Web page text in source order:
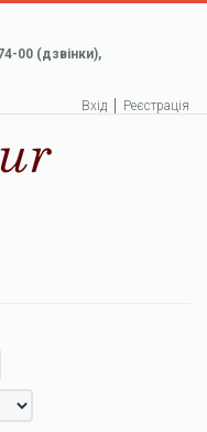
00 (дзвінки),
Вхід Реєстрація